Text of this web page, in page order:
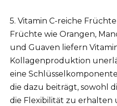
5. Vitamin C-reiche Früchte
Früchte wie Orangen,
und Guaven liefern
Kollagenproduktion
eine
die dazu beiträgt, sowohl
die Flexibilität zu erhalten